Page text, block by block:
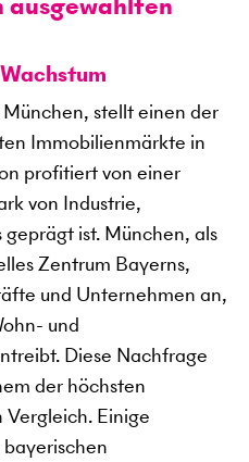
stellt einen der
Immobilienmärkte in
profitiert von einer
von Industrie,
geprägt ist. München, als
Zentrum Bayerns,
und Unternehmen an,
und
Diese Nachfrage
der höchsten
Vergleich. Einige